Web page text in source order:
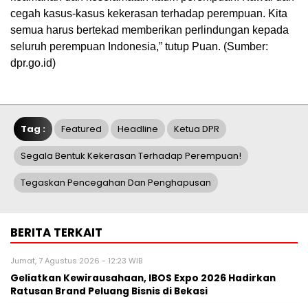
cegah kasus-kasus kekerasan terhadap perempuan. Kita
semua harus bertekad memberikan perlindungan kepada
seluruh perempuan Indonesia,” tutup Puan. (Sumber:
dpr.go.id)
Tag : Featured Headline Ketua DPR
Segala Bentuk Kekerasan Terhadap Perempuan!
Tegaskan Pencegahan Dan Penghapusan
BERITA TERKAIT
Jumat, 7 Agustus 2026 - 12:23 WIB
‎Geliatkan Kewirausahaan, IBOS Expo 2026 Hadirkan
Ratusan Brand Peluang Bisnis di Bekasi